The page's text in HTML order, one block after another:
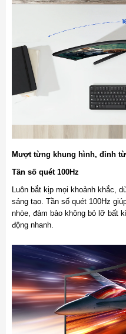
Mượt từng khung hình, đỉnh
Tần số quét 100Hz
Luôn bắt kịp mọi khoảnh khắc,
sáng tạo. Tần số quét 100Hz
nhòe, đảm bảo không bỏ lỡ bất
động nhanh.